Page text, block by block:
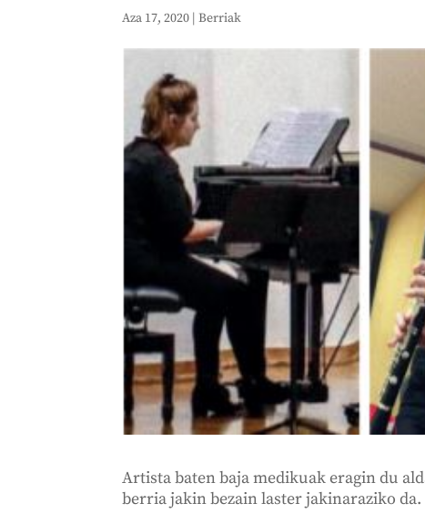
Aza 17, 2020 |Berriak
Artista baten baja medikuak eragin du
berria jakin bezain laster jakinaraziko da.